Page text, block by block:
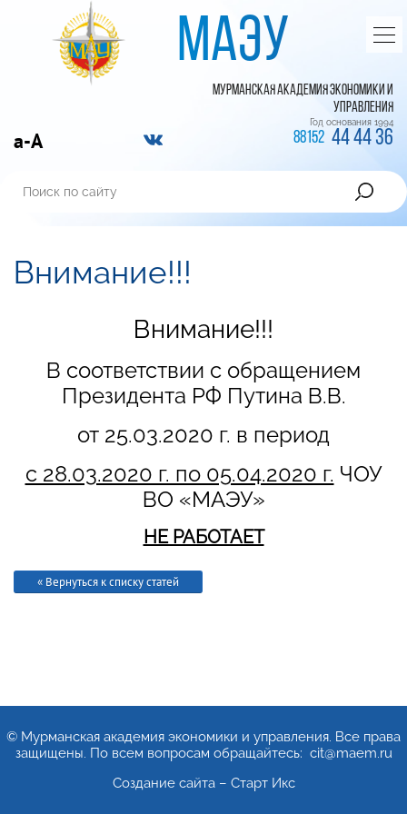
МАЭУ
МУРМАНСКАЯ АКАДЕМИЯ ЭКОНОМИКИ И
УПРАВЛЕНИЯ
Год основания 1994
a-A 88152 44 44 36
Внимание!!!
Внимание!!!
В соответствии с обращением
Президента РФ Путина В.В.
от 25.03.2020 г. в период
с 28.03.2020 г. по 05.04.2020 г. ЧОУ
ВО «МАЭУ»
НЕ РАБОТАЕТ
« Вернуться к списку статей
© Мурманская академия экономики и управления. Все права
защищены. По всем вопросам обращайтесь: cit@maem.ru
Создание сайта – Старт Икс